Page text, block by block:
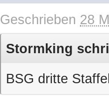
Geschrieben 28
Stormking
BSG dritte